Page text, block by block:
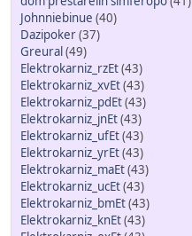
Johnniebinue (40)
Dazipoker(37)
Greural(49)
Elektrokarniz_rzEt(43)
Elektrokarniz_xvEt(43)
Elektrokarniz_pdEt(43)
Elektrokarniz_jnEt(43)
Elektrokarniz_ufEt(43)
Elektrokarniz_yrEt(43)
Elektrokarniz_maEt(43)
Elektrokarniz_ucEt(43)
Elektrokarniz_bmEt(43)
Elektrokarniz_knEt(43)